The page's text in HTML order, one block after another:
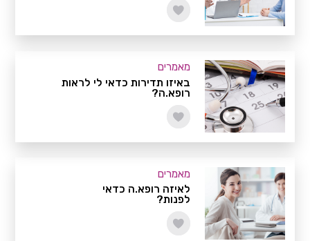
מאמרים
באיזו תדירות כדאי לי לראות
רופא.ה?
מאמרים
לאיזה רופא.ה כדאי
לפנות?